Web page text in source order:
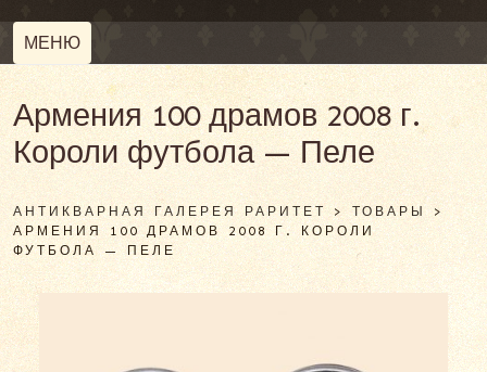
МЕНЮ
Армения 100 драмов 2008 г.
Короли футбола — Пеле
АНТИКВАРНАЯ ГАЛЕРЕЯ РАРИТЕТ > ТОВАРЫ >
АРМЕНИЯ 100 ДРАМОВ 2008 Г. КОРОЛИ
ФУТБОЛА — ПЕЛЕ